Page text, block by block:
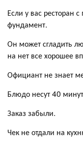
Если у вас ресторан
фундамент.
Он может сгладить
на нет все хорошее
Официант не знает
Блюдо несут 40
Заказ забыли.
Чек не отдали на